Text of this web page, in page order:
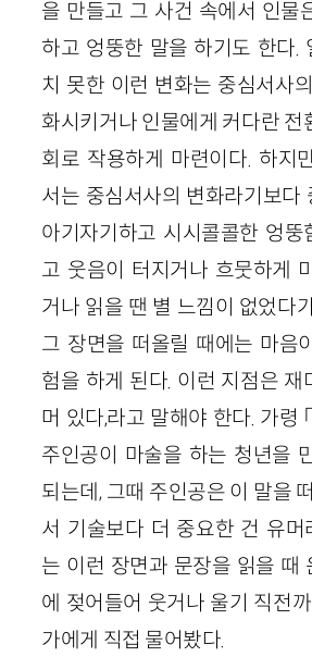
을 만들고 그 사건 속에서 인물
하고 엉뚱한 말을 하기도 한다.
치 못한 이런 변화는 중심서사
화시키거나 인물에게 커다란 전
회로 작용하게 마련이다. 하지
서는 중심서사의 변화라기보다
아기자기하고 시시콜콜한 엉뚱
고 웃음이 터지거나 흐뭇하게
거나 읽을 땐 별 느낌이 없었다
그 장면을 떠올릴 때에는 마음
험을 하게 된다. 이런 지점은 재
머 있다,라고 말해야 한다. 가령
주인공이 마술을 하는 청년을
되는데, 그때 주인공은 이 말을
서 기술보다 더 중요한 건 유머
는 이런 장면과 문장을 읽을 때
에 젖어들어 웃거나 울기 직전
가에게 직접 물어봤다.